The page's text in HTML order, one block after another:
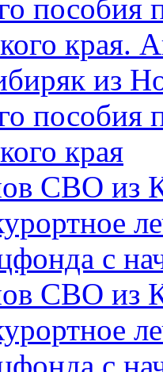
пособия
края.
из
пособия
края
СВО из
с
СВО из
с